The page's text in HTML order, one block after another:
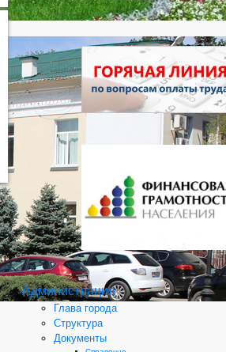
Администрация
Глава города
Структура
Документы